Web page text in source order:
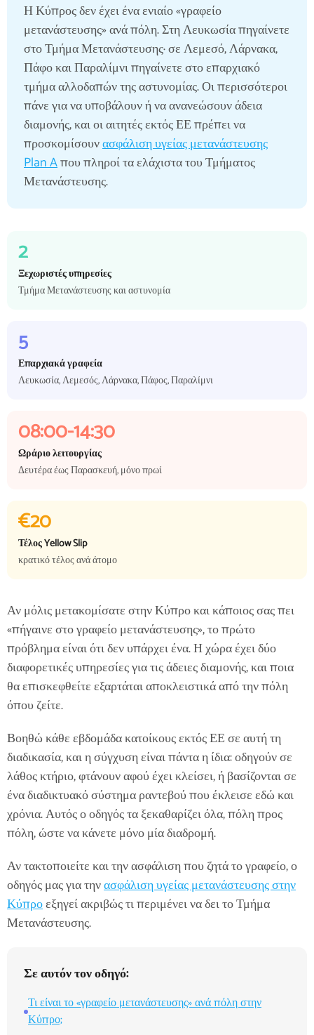
Η Κύπρος δεν έχει ένα ενιαίο «γραφείο
μετανάστευσης» ανά πόλη. Στη Λευκωσία πηγαίνετε
στο Τμήμα Μετανάστευσης· σε Λεμεσό, Λάρνακα,
Πάφο και Παραλίμνι πηγαίνετε στο επαρχιακό
τμήμα αλλοδαπών της αστυνομίας. Οι περισσότεροι
πάνε για να υποβάλουν ή να ανανεώσουν άδεια
διαμονής, και οι αιτητές εκτός ΕΕ πρέπει να
προσκομίσουνασφάλιση υγείας μετανάστευσης
Plan Aπου πληροί τα ελάχιστα του Τμήματος
Μετανάστευσης.
2
Ξεχωριστές υπηρεσίες
Τμήμα Μετανάστευσης και αστυνομία
5
Επαρχιακά γραφεία
Λευκωσία, Λεμεσός, Λάρνακα, Πάφος, Παραλίμνι
08:00-14:30
Ωράριο λειτουργίας
Δευτέρα έως Παρασκευή, μόνο πρωί
€20
Τέλος Yellow Slip
κρατικό τέλος ανά άτομο
Αν μόλις μετακομίσατε στην Κύπρο και κάποιος σας πει
«πήγαινε στο γραφείο μετανάστευσης», το πρώτο
πρόβλημα είναι ότι δεν υπάρχει ένα. Η χώρα έχει δύο
διαφορετικές υπηρεσίες για τις άδειες διαμονής, και ποια
θα επισκεφθείτε εξαρτάται αποκλειστικά από την πόλη
όπου ζείτε.
Βοηθώ κάθε εβδομάδα κατοίκους εκτός ΕΕ σε αυτή τη
διαδικασία, και η σύγχυση είναι πάντα η ίδια: οδηγούν σε
λάθος κτήριο, φτάνουν αφού έχει κλείσει, ή βασίζονται σε
ένα διαδικτυακό σύστημα ραντεβού που έκλεισε εδώ και
χρόνια. Αυτός ο οδηγός τα ξεκαθαρίζει όλα, πόλη προς
πόλη, ώστε να κάνετε μόνο μία διαδρομή.
Αν τακτοποιείτε και την ασφάλιση που ζητά το γραφείο, ο
οδηγός μας για τηνασφάλιση υγείας μετανάστευσης στην
Κύπροεξηγεί ακριβώς τι περιμένει να δει το Τμήμα
Μετανάστευσης.
Σε αυτόν τον οδηγό:
Τι είναι το «γραφείο μετανάστευσης» ανά πόλη στην
Κύπρο;